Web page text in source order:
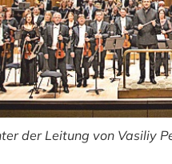
der Leitung von Vasiliy